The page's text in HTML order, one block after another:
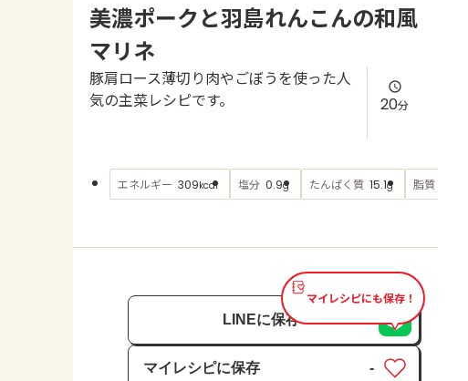
美濃ポークと羽島れんこんの和風
マリネ
豚肩ロース薄切り肉やごぼうを使った人
気の主菜レシピです。
20分
エネルギー 309kcal 塩分 0.9g たんぱく質 15.1g 脂質
マイレシピにも保存！
LINEに保存
マイレシピに保存
-